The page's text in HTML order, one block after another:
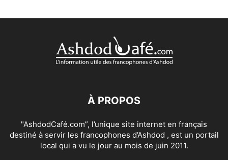
À PROPOS
"AshdodCafé.com”, l’unique site internet en français
destiné à servir les francophones d’Ashdod , est un portail
local qui a vu le jour au mois de juin 2011.